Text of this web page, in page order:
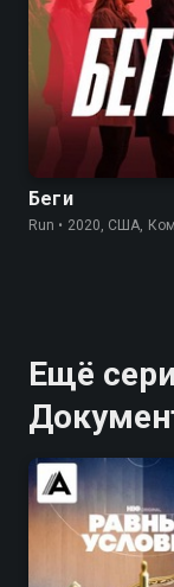
6.5 6.2
Беги
Run • 2020, США,
Ещё